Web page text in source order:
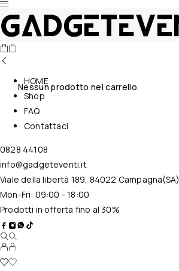
Nessun prodotto nel carrello.
HOME
Shop
FAQ
Contattaci
0828 44108
info@gadgeteventi.it
Viale della libertà 189, 84022 Campagna(SA)
Mon-Fri: 09:00 - 18:00
Prodotti in offerta fino al 30%